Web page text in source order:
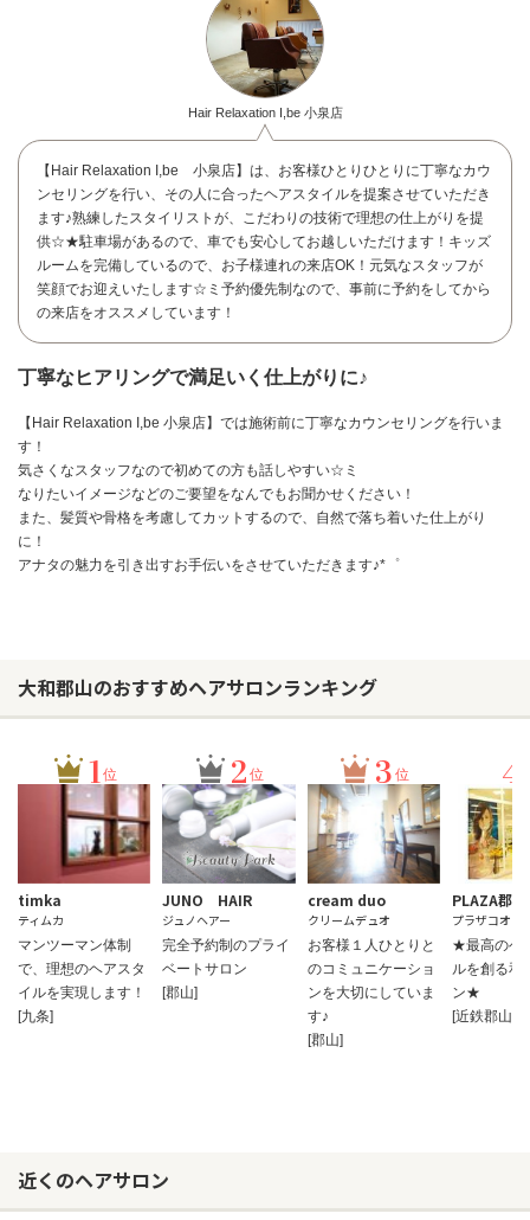
Hair Relaxation I,be 小泉店
【Hair Relaxation I,be 小泉店】は、お客様ひとりひとりに丁寧なカウ
ンセリングを行い、その人に合ったヘアスタイルを提案させていただき
ます♪熟練したスタイリストが、こだわりの技術で理想の仕上がりを提
供☆★駐車場があるので、車でも安心してお越しいただけます！キッズ
ルームを完備しているので、お子様連れの来店OK！元気なスタッフが
笑顔でお迎えいたします☆ミ予約優先制なので、事前に予約をしてから
の来店をオススメしています！
丁寧なヒアリングで満足いく仕上がりに♪
【Hair Relaxation I,be 小泉店】では施術前に丁寧なカウンセリングを行いま
す！
気さくなスタッフなので初めての方も話しやすい☆ミ
なりたいイメージなどのご要望をなんでもお聞かせください！
また、髪質や骨格を考慮してカットするので、自然で落ち着いた仕上がり
に！
アナタの魅力を引き出すお手伝いをさせていただきます♪*゜
大和郡山のおすすめヘアサロンランキング
1位
timka
ティムカ
マンツーマン体制
で、理想のヘアスタ
イルを実現します！
[九条]
2 位
JUNO HAIR
ジュノヘアー
完全予約制のプライ
ベートサロン
[郡山]
3 位
cream duo
クリームデュオ
お客様１人ひとりと
のコミュニケーショ
ンを大切にしていま
す♪
[郡山]
4
PLAZA郡山
プラザコオリ
★最高のヘ
ルを創る和
ン★
[近鉄郡山]
近くのヘアサロン